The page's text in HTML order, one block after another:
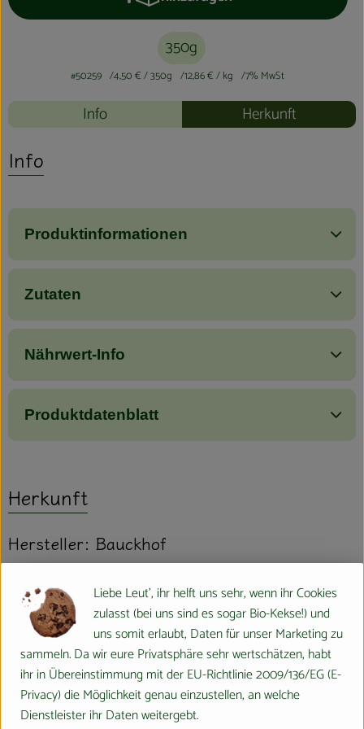
350g
#50259 4,50 €/ 350g 12,86 €/ kg 7% MwSt
Info Herkunft
Info
Produktinformationen
Zutaten
Nährwert-Info
Produktdatenblatt
Herkunft
Hersteller: Bauckhof
verschiedene Herkunft
Bauck GmbH
D 29571 Rosche
Liebe Leut', ihr helft uns sehr, wenn ihr Cookies
zulasst (bei uns sind es sogar Bio-Kekse!) und
uns somit erlaubt, Daten für unser Marketing zu
sammeln. Da wir eure Privatsphäre sehr wertschätzen, habt
ihr in Übereinstimmung mit der EU-Richtlinie 2009/136/EG (E-
Privacy) die Möglichkeit genau einzustellen, an welche
Dienstleister ihr Daten weitergebt.